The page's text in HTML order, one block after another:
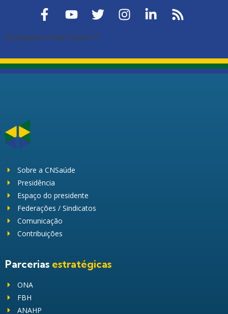
[instagram-feed feed=1]
Sobre a CNSaúde
Presidência
Espaço do presidente
Federações / Sindicatos
Comunicação
Contribuições
Parcerias estratégicas
ONA
FBH
ANAHP